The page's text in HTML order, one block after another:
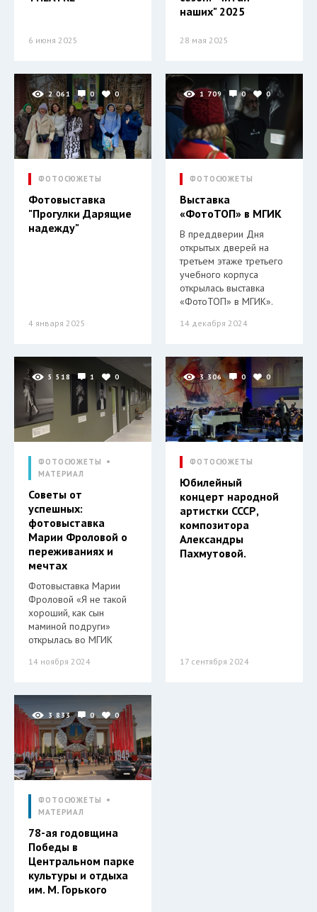
6 июня 2025
наших" 2025
28 мая 2025
2 061 0 0
ФОТОСЮЖЕТЫ
Фотовыставка
"Прогулки Дарящие
надежду"
4 января 2025
1 709 0 0
ФОТОСЮЖЕТЫ
Выставка
«ФотоТОП» в МГИК
В преддверии Дня
открытых дверей на
третьем этаже третьего
учебного корпуса
открылась выставка
«ФотоТОП» в МГИК».
14 декабря 2024
5 518 1 0
ФОТОСЮЖЕТЫ
МАТЕРИАЛ
Советы от
успешных:
фотовыставка
Марии Фроловой о
переживаниях и
мечтах
Фотовыставка Марии
Фроловой «Я не такой
хороший, как сын
маминой подруги»
открылась во МГИК
14 ноября 2024
3 306 0 0
ФОТОСЮЖЕТЫ
Юбилейный
концерт народной
артистки СССР,
композитора
Александры
Пахмутовой.
17 сентября 2024
3 833 0 0
ФОТОСЮЖЕТЫ
МАТЕРИАЛ
78-ая годовщина
Победы в
Центральном парке
культуры и отдыха
им. М. Горького